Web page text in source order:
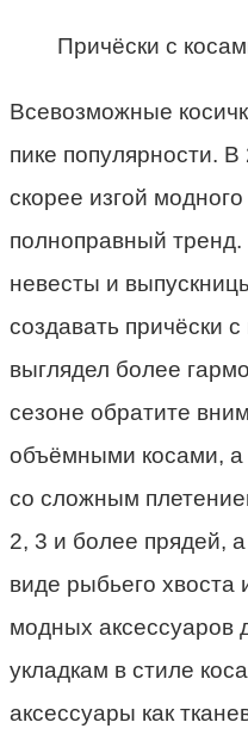
Причёски с
Всевозможные
пике популярности. В
скорее изгой
полноправный тренд.
невесты и выпускниц
создавать причёски
выглядел более
сезоне обратите
объёмными косами, а
со сложным
2, 3 и более прядей, а
виде рыбьего хвоста
модных аксессуаров
укладкам в стиле ко
аксессуары как